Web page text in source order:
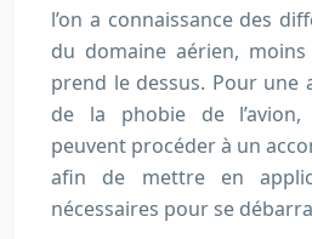
l’on a connaissance des
du domaine aérien,
prend le dessus. Pour une
de la phobie de l’avion,
peuvent procéder à un
afin de mettre en
nécessaires pour se